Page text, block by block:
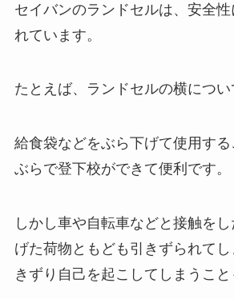
セイバンのランドセルは、安全性
れています。
たとえば、ランドセルの横につい
給食袋などをぶら下げて使用す
ぶらで登下校ができて便利です。
しかし車や自転車などと接触を
げた荷物ともども引きずられてし
きずり自己を起こしてしまうこと